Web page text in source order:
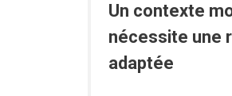
Un contexte
nécessite une
adaptée